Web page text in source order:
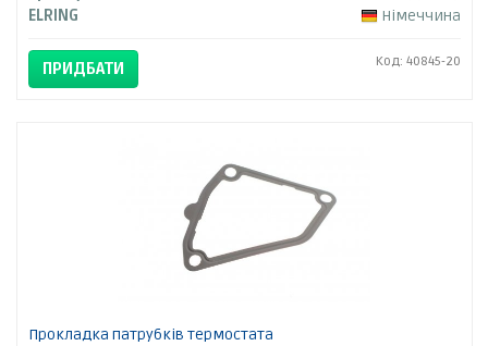
ELRING
Німеччина
ПРИДБАТИ Код: 40845-20
Прокладка патрубків термостата